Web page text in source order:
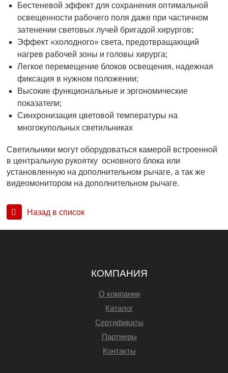
Бестеневой эффект для сохранения оптимальной
освещенности рабочего поля даже при частичном
затенении световых лучей бригадой хирургов;
Эффект «холодного» света, предотвращающий
нагрев рабочей зоны и головы хирурга;
Легкое перемещение блоков освещения, надежная
фиксация в нужном положении;
Высокие функциональные и эргономические
показатели;
Синхронизация цветовой температуры на
многокупольных светильниках
Светильники могут оборудоваться камерой встроенной
в центральную рукоятку основного блока или
установленную на дополнительном рычаге, а так же
видеомонитором на дополнительном рычаге.
Назад в список
КОМПАНИЯ
О компании
Каталог
Сертификаты
Партнеры
Контакты